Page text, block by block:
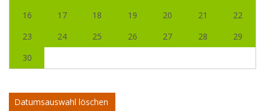
16
17 18 19 20 21
22
23
24 25 26 27 28
29
30
Datumsauswahl löschen